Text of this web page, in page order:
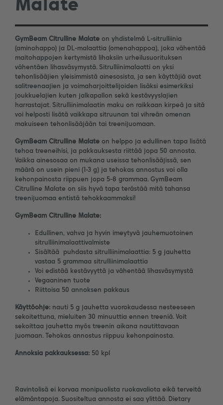
Malate
GymBeam Citrulline Malate on yhdistelmä L-sitrulliinia
(aminohappo) ja DL-malaattia (omenahappoa), joka vähentää
maitohappojen kertymistä lihaksiin urheilusuorituksen
vähentäen lihasväsymystä. Sitrulliinimalaatti on yksi
tehonlisääjien yleisimmistä ainesosista, ja sen käyttäjiä ovat
salitreenaajien ja voimaharjoittelijoiden lisäksi esimerkiksi
joukkuelajien kuten jalkapallon sekä kestävyyslajien
harrastajat. Sitrulliinimalaatin maku on raikkaan kirpeä ja sitä
voi helposti lisätä vaikkapa sitruunan tai vihreän omenan
makuiseen tehonlisääjään tai treenijuomaan.
GymBeam Citrulline Malate on helppo ja edullinen tapa lisätä
tehoa treeneihisi, ja pakkauksesta riittää jopa 50 annosta.
Vaikka ainesosaa on mukana useissa tehonlisääjissä, sen
määrä on usein pieni (1-3 g) ja tehokas annostus voi olla
kehonpainosta riippuen jopa 5-8 grammaa. GymBeam
Citrulline Malate on siis hyvä tapa terästää mitä tahansa
treenijuomaa entistä tehokkaammaksi!
GymBeam Citrulline Malate:
Edullinen, vahva ja hyvin imeytyvä jauhemuotoinen
sitrulliinimalaattivalmiste
Sisältää puhdasta sitrulliinimalaattia: 5 g jauhetta
vastaa 5 grammaa sitrulliinimalaattia
Voi edistää kestävyyttä ja vähentää lihasväsymystä
Vegaaninen tuote
Riittoisa 50 annoksen pakkaus
Käyttöohje: nauti 5 g jauhetta vuorokaudessa nesteeseen
sekoitettuna, mieluiten 30 minuuttia ennen treeniä. Voit
sekoittaa jauhetta myös treenin aikana nautittavaan
juomaan. Tehokas annostus riippuu kehonpainosta.
Annoksia pakkauksessa: 50 kpl
Ravintolisä ei korvaa monipuolista ruokavaliota eikä terveitä
elämäntapoja. Suositeltua annosta ei saa ylittää. Dietary